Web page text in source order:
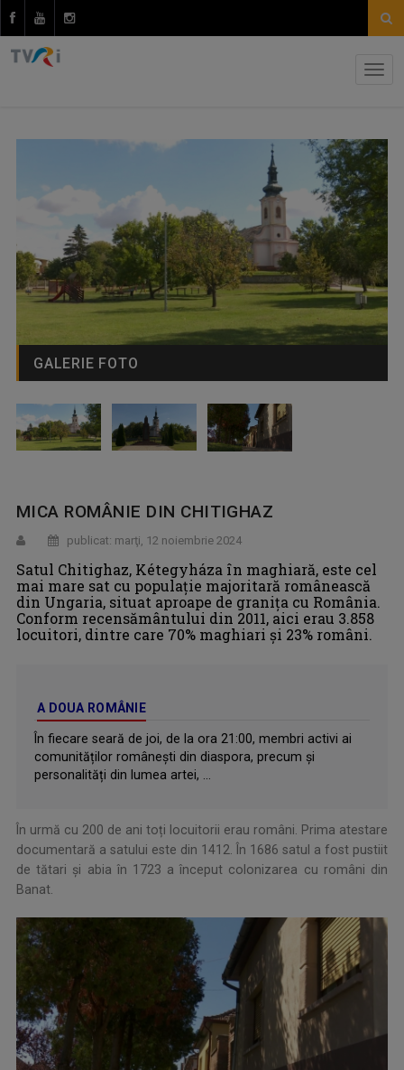
GALERIE FOTO
MICA ROMÂNIE DIN CHITIGHAZ
publicat: marţi, 12 noiembrie 2024
Satul Chitighaz, Kétegyháza în maghiară, este cel
mai mare sat cu populație majoritară românească
din Ungaria, situat aproape de granița cu România.
Conform recensământului din 2011, aici erau 3.858
locuitori, dintre care 70% maghiari și 23% români.
A DOUA ROMÂNIE
În fiecare seară de joi, de la ora 21:00, membri activi ai
comunităților românești din diaspora, precum și
personalități din lumea artei, ...
În urmă cu 200 de ani toți locuitorii erau români. Prima atestare
documentară a satului este din 1412. În 1686 satul a fost pustiit
de tătari și abia în 1723 a început colonizarea cu români din
Banat.